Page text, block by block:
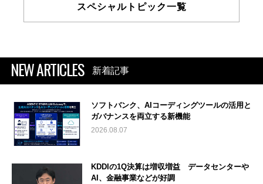
スペシャルトピック一覧
NEW ARTICLES 新着記事
ソフトバンク、AIコーディングツールの活用と
ガバナンスを両立する新機能
2026.08.07
KDDIの1Q決算は増収増益 データセンターや
AI、金融事業などが好調